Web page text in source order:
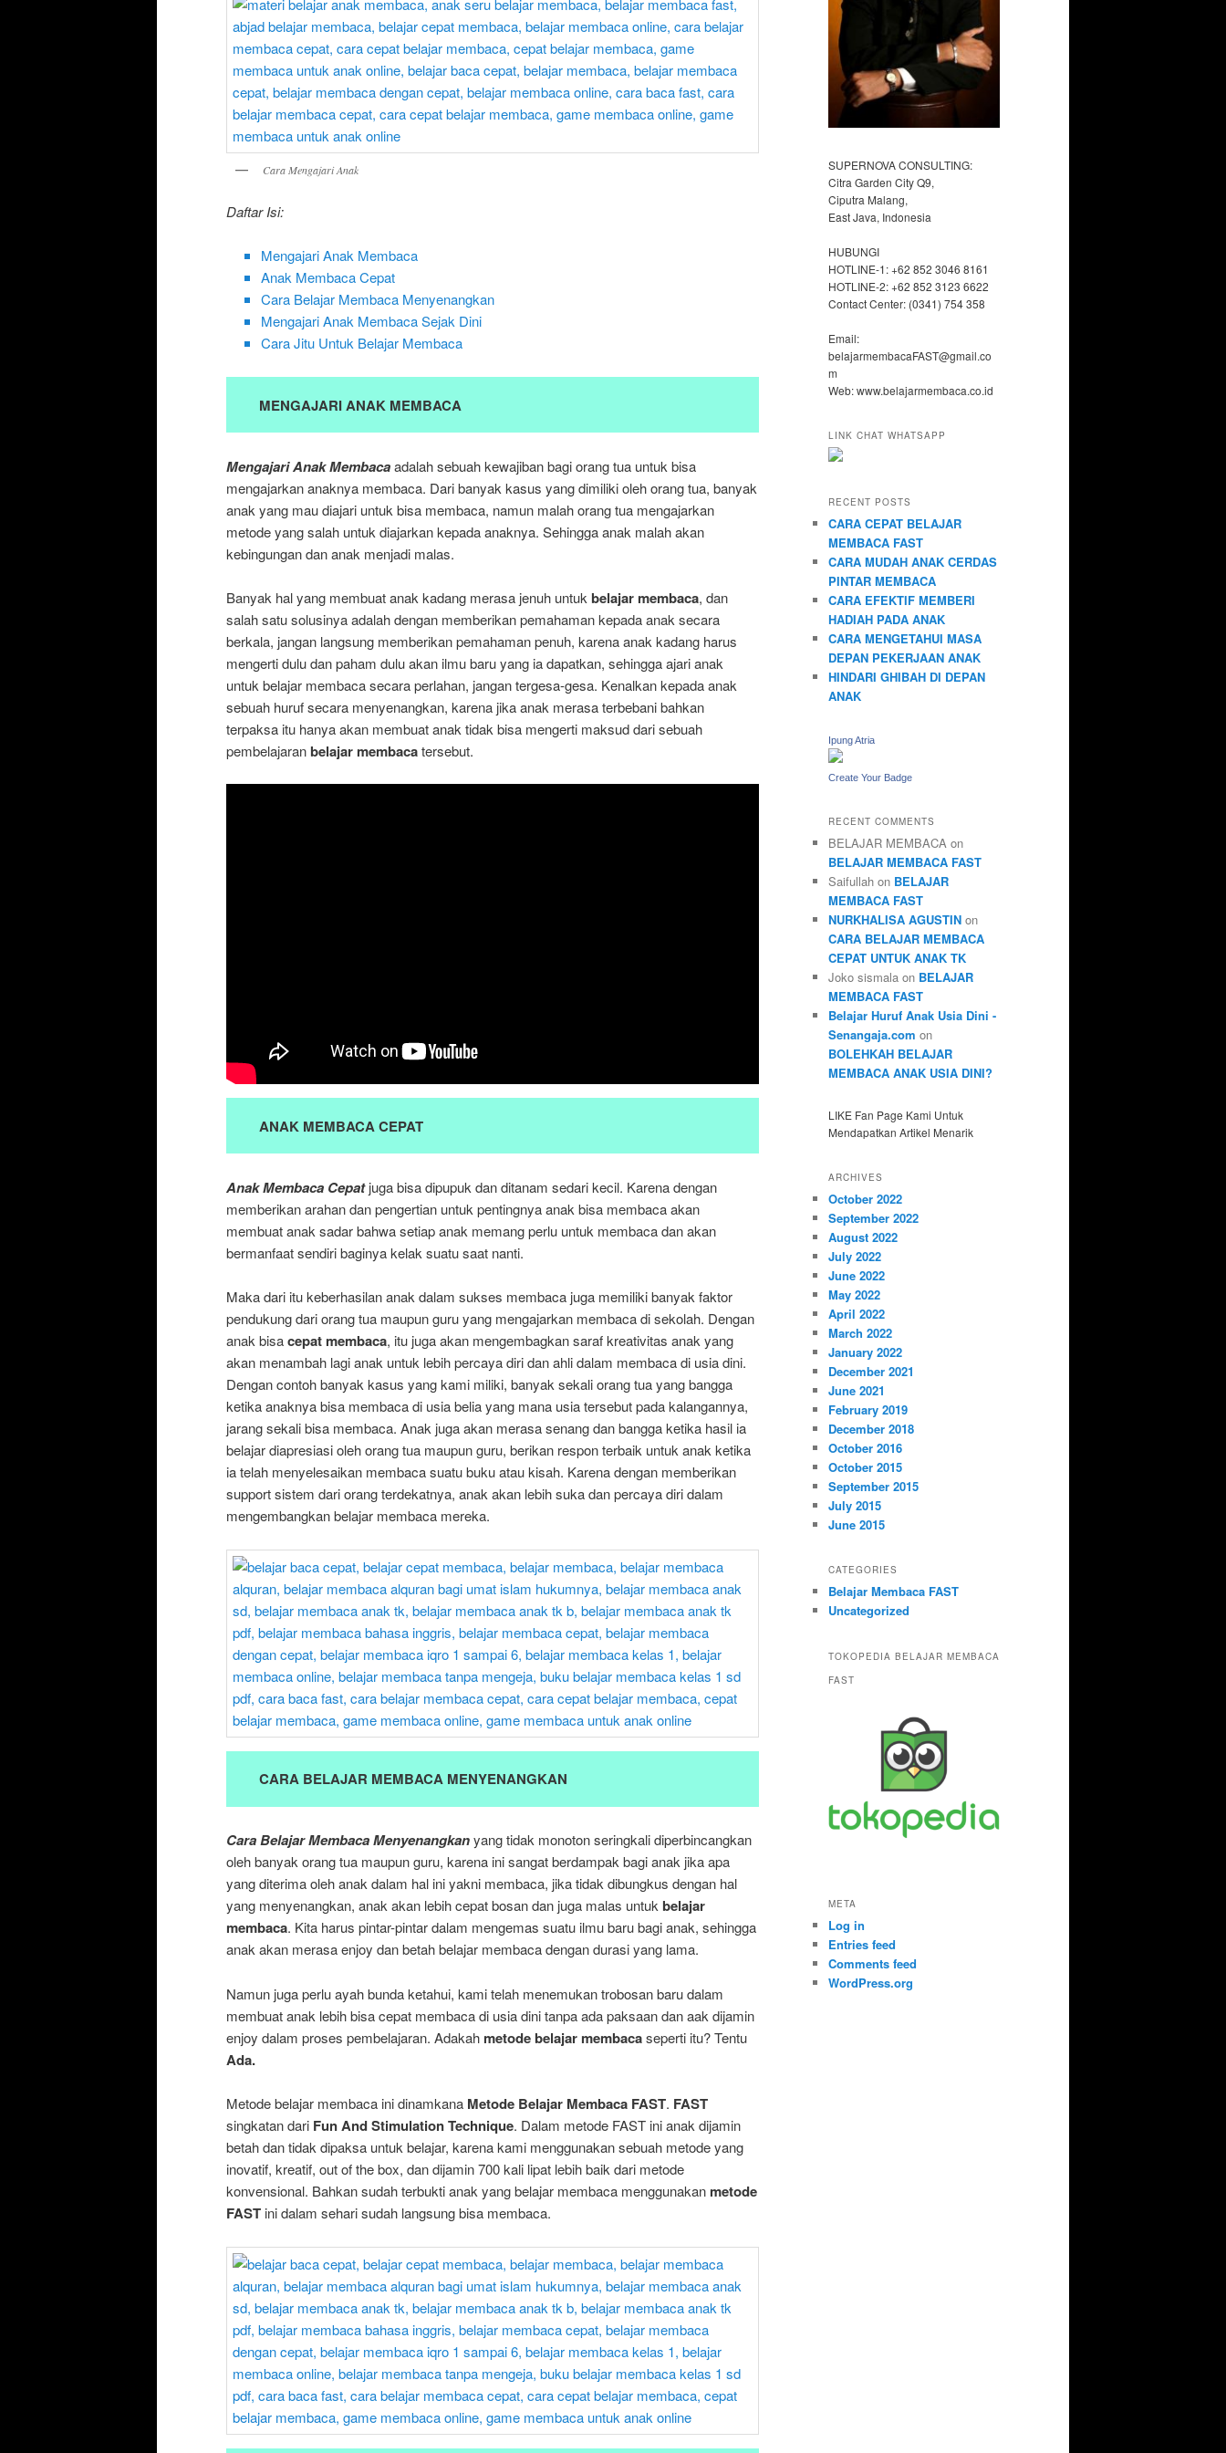
Cara Mengajari Anak
Daftar Isi:
Mengajari Anak Membaca
Anak Membaca Cepat
Cara Belajar Membaca Menyenangkan
Mengajari Anak Membaca Sejak Dini
Cara Jitu Untuk Belajar Membaca
MENGAJARI ANAK MEMBACA
Mengajari Anak Membacaadalah sebuah kewajiban bagi orang tua untuk bisa
mengajarkan anaknya membaca. Dari banyak kasus yang dimiliki oleh orang tua, banyak
anak yang mau diajari untuk bisa membaca, namun malah orang tua mengajarkan
metode yang salah untuk diajarkan kepada anaknya. Sehingga anak malah akan
kebingungan dan anak menjadi malas.
Banyak hal yang membuat anak kadang merasa jenuh untuk belajar membaca, dan
salah satu solusinya adalah dengan memberikan pemahaman kepada anak secara
berkala, jangan langsung memberikan pemahaman penuh, karena anak kadang harus
mengerti dulu dan paham dulu akan ilmu baru yang ia dapatkan, sehingga ajari anak
untuk belajar membaca secara perlahan, jangan tergesa-gesa. Kenalkan kepada anak
sebuah huruf secara menyenangkan, karena jika anak merasa terbebani bahkan
terpaksa itu hanya akan membuat anak tidak bisa mengerti maksud dari sebuah
pembelajaranbelajar membacatersebut.
ANAK MEMBACA CEPAT
Anak Membaca Cepatjuga bisa dipupuk dan ditanam sedari kecil. Karena dengan
memberikan arahan dan pengertian untuk pentingnya anak bisa membaca akan
membuat anak sadar bahwa setiap anak memang perlu untuk membaca dan akan
bermanfaat sendiri baginya kelak suatu saat nanti.
Maka dari itu keberhasilan anak dalam sukses membaca juga memiliki banyak faktor
pendukung dari orang tua maupun guru yang mengajarkan membaca di sekolah. Dengan
anak bisacepat membaca, itu juga akan mengembagkan saraf kreativitas anak yang
akan menambah lagi anak untuk lebih percaya diri dan ahli dalam membaca di usia dini.
Dengan contoh banyak kasus yang kami miliki, banyak sekali orang tua yang bangga
ketika anaknya bisa membaca di usia belia yang mana usia tersebut pada kalangannya,
jarang sekali bisa membaca. Anak juga akan merasa senang dan bangga ketika hasil ia
belajar diapresiasi oleh orang tua maupun guru, berikan respon terbaik untuk anak ketika
ia telah menyelesaikan membaca suatu buku atau kisah. Karena dengan memberikan
support sistem dari orang terdekatnya, anak akan lebih suka dan percaya diri dalam
mengembangkan belajar membaca mereka.
CARA BELAJAR MEMBACA MENYENANGKAN
Cara Belajar Membaca Menyenangkanyang tidak monoton seringkali diperbincangkan
oleh banyak orang tua maupun guru, karena ini sangat berdampak bagi anak jika apa
yang diterima oleh anak dalam hal ini yakni membaca, jika tidak dibungkus dengan hal
yang menyenangkan, anak akan lebih cepat bosan dan juga malas untukbelajar
membaca. Kita harus pintar-pintar dalam mengemas suatu ilmu baru bagi anak, sehingga
anak akan merasa enjoy dan betah belajar membaca dengan durasi yang lama.
Namun juga perlu ayah bunda ketahui, kami telah menemukan trobosan baru dalam
membuat anak lebih bisa cepat membaca di usia dini tanpa ada paksaan dan aak dijamin
enjoy dalam proses pembelajaran. Adakah metode belajar membacaseperti itu? Tentu
Ada.
Metode belajar membaca ini dinamkana Metode Belajar Membaca FAST. FAST
singkatan dari Fun And Stimulation Technique. Dalam metode FAST ini anak dijamin
betah dan tidak dipaksa untuk belajar, karena kami menggunakan sebuah metode yang
inovatif, kreatif, out of the box, dan dijamin 700 kali lipat lebih baik dari metode
konvensional. Bahkan sudah terbukti anak yang belajar membaca menggunakan metode
FAST ini dalam sehari sudah langsung bisa membaca.
SUPERNOVA CONSULTING:
Citra Garden City Q9,
Ciputra Malang,
East Java, Indonesia
HUBUNGI
HOTLINE-1: +62 852 3046 8161
HOTLINE-2: +62 852 3123 6622
Contact Center: (0341) 754 358
Email:
belajarmembacaFAST@gmail.co
m
Web: www.belajarmembaca.co.id
LINK CHAT WHATSAPP
RECENT POSTS
CARA CEPAT BELAJAR
MEMBACA FAST
CARA MUDAH ANAK CERDAS
PINTAR MEMBACA
CARA EFEKTIF MEMBERI
HADIAH PADA ANAK
CARA MENGETAHUI MASA
DEPAN PEKERJAAN ANAK
HINDARI GHIBAH DI DEPAN
ANAK
Ipung Atria
Create Your Badge
RECENT COMMENTS
BELAJAR MEMBACA on
BELAJAR MEMBACA FAST
Saifullah on BELAJAR
MEMBACA FAST
NURKHALISA AGUSTIN on
CARA BELAJAR MEMBACA
CEPAT UNTUK ANAK TK
Joko sismala on BELAJAR
MEMBACA FAST
Belajar Huruf Anak Usia Dini -
Senangaja.com on
BOLEHKAH BELAJAR
MEMBACA ANAK USIA DINI?
LIKE Fan Page Kami Untuk
Mendapatkan Artikel Menarik
ARCHIVES
October 2022
September 2022
August 2022
July 2022
June 2022
May 2022
April 2022
March 2022
January 2022
December 2021
June 2021
February 2019
December 2018
October 2016
October 2015
September 2015
July 2015
June 2015
CATEGORIES
Belajar Membaca FAST
Uncategorized
TOKOPEDIA BELAJAR MEMBACA
FAST
META
Log in
Entries feed
Comments feed
WordPress.org